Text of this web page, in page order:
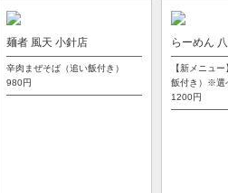
麺者 風天 小針店
辛肉まぜそば（追い飯付き）
980円
らーめん
【新メニュ
飯付き）※選
1200円